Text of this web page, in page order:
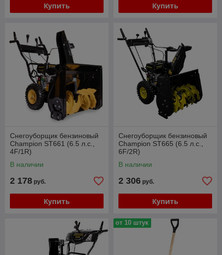
Купить Купить
Снегоуборщик бензиновый
Champion ST661 (6.5 л.с.,
4F/1R)
В наличии
2 178 руб.
Купить
Снегоуборщик бензиновый
Champion ST665 (6.5 л.с.,
6F/2R)
В наличии
2 306 руб.
Купить
от 10 штук